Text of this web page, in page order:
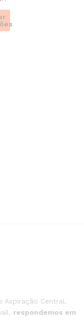
through
84,46 €
Aspiração Central.
respondemos em